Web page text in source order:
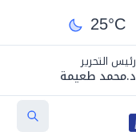
25°C
رئيس التحرير
د.محمد طعيمة